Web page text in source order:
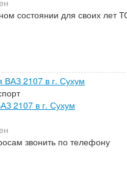
состоянии для своих
2107 в г. Сухум
звонить по телефону